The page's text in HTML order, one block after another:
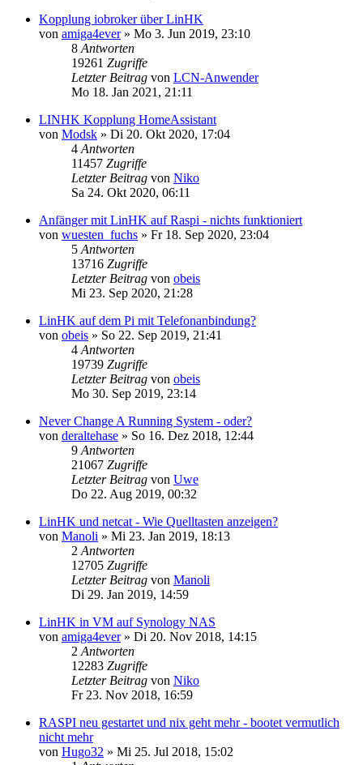
Kopplung iobroker über LinHK
von amiga4ever» Mo 3. Jun 2019, 23:10
8 Antworten
19261 Zugriffe
Letzter Beitrag von LCN-Anwender
Mo 18. Jan 2021, 21:11
LINHK Kopplung HomeAssistant
von Modsk » Di 20. Okt 2020, 17:04
4 Antworten
11457 Zugriffe
Letzter Beitrag von Niko
Sa 24. Okt 2020, 06:11
Anfänger mit LinHK auf Raspi - nichts funktioniert
von wuesten_fuchs » Fr 18. Sep 2020, 23:04
5 Antworten
13716 Zugriffe
Letzter Beitrag von obeis
Mi 23. Sep 2020, 21:28
LinHK auf dem Pi mit Telefonanbindung?
von obeis » So 22. Sep 2019, 21:41
4 Antworten
19739 Zugriffe
Letzter Beitrag von obeis
Mo 30. Sep 2019, 23:14
Never Change A Running System - oder?
von deraltehase » So 16. Dez 2018, 12:44
9 Antworten
21067 Zugriffe
Letzter Beitrag von Uwe
Do 22. Aug 2019, 00:32
LinHK und netcat - Wie Quelltasten anzeigen?
von Manoli » Mi 23. Jan 2019, 18:13
2 Antworten
12705 Zugriffe
Letzter Beitrag von Manoli
Di 29. Jan 2019, 14:59
LinHK in VM auf Synology NAS
von amiga4ever» Di 20. Nov 2018, 14:15
2 Antworten
12283 Zugriffe
Letzter Beitrag von Niko
Fr 23. Nov 2018, 16:59
RASPI neu gestartet und nix geht mehr - bootet vermutlich
nicht mehr
von Hugo32 » Mi 25. Jul 2018, 15:02